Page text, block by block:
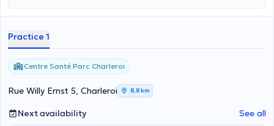
Practice 1
Centre Santé Parc Charleroi
Rue Willy Ernst 5, Charleroi 8,8 km
Next availability See all